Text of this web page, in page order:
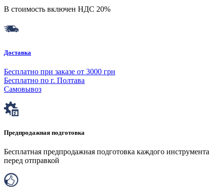
В стоимость включен НДС 20%
Доставка
Бесплатно при заказе от 3000 грн
Бесплатно по г. Полтава
Самовывоз
Предпродажная подготовка
Бесплатная предпродажная подготовка каждого инструмента
перед отправкой